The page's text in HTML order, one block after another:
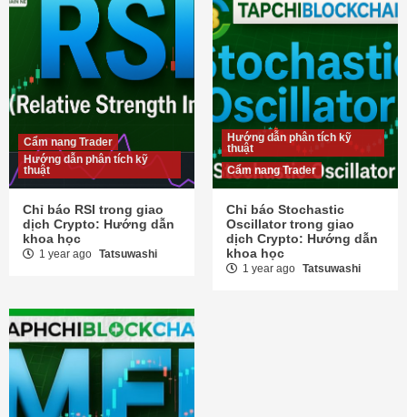
Cẩm nang Trader
Hướng dẫn phân tích kỹ
thuật
Chỉ báo RSI trong giao
dịch Crypto: Hướng dẫn
khoa học
1 year ago Tatsuwashi
Hướng dẫn phân tích kỹ
thuật
Cẩm nang Trader
Chỉ báo Stochastic
Oscillator trong giao
dịch Crypto: Hướng dẫn
khoa học
1 year ago Tatsuwashi